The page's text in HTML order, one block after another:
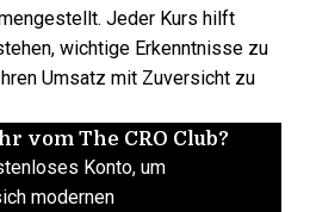
Jeder Kurs hilft
wichtige Erkenntnisse zu
Umsatz mit Zuversicht zu
vom The CRO Club?
Konto, um
modernen